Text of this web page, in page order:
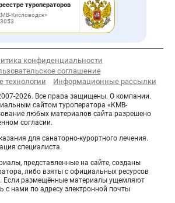
туроператоров
Кисловодск»
конфиденциальности
соглашение
технологии
Информационные рассылки
2026. Все права защищены. О компании.
сайтом туроператора «КМВ-
любых материалов сайта разрешено
согласии.
для санаторно-курортного лечения.
специалиста.
представленные на сайте, созданы
либо взяты с официальных ресурсов
Если размещённые материалы ущемляют
с нами по адресу электронной почты